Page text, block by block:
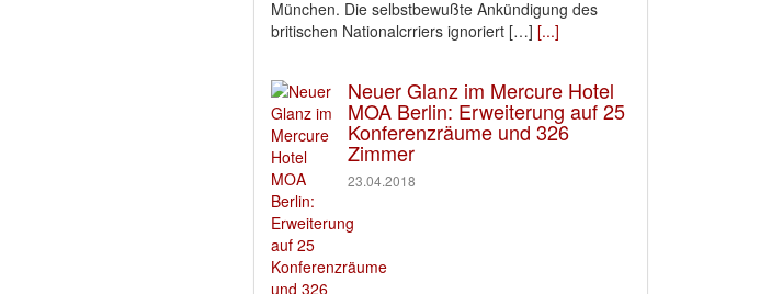
München. Die selbstbewußte Ankündigung des
britischen Nationalcrriers ignoriert […] [...]
Neuer Glanz im Mercure Hotel
MOA Berlin: Erweiterung auf 25
Konferenzräume und 326
Zimmer
23.04.2018